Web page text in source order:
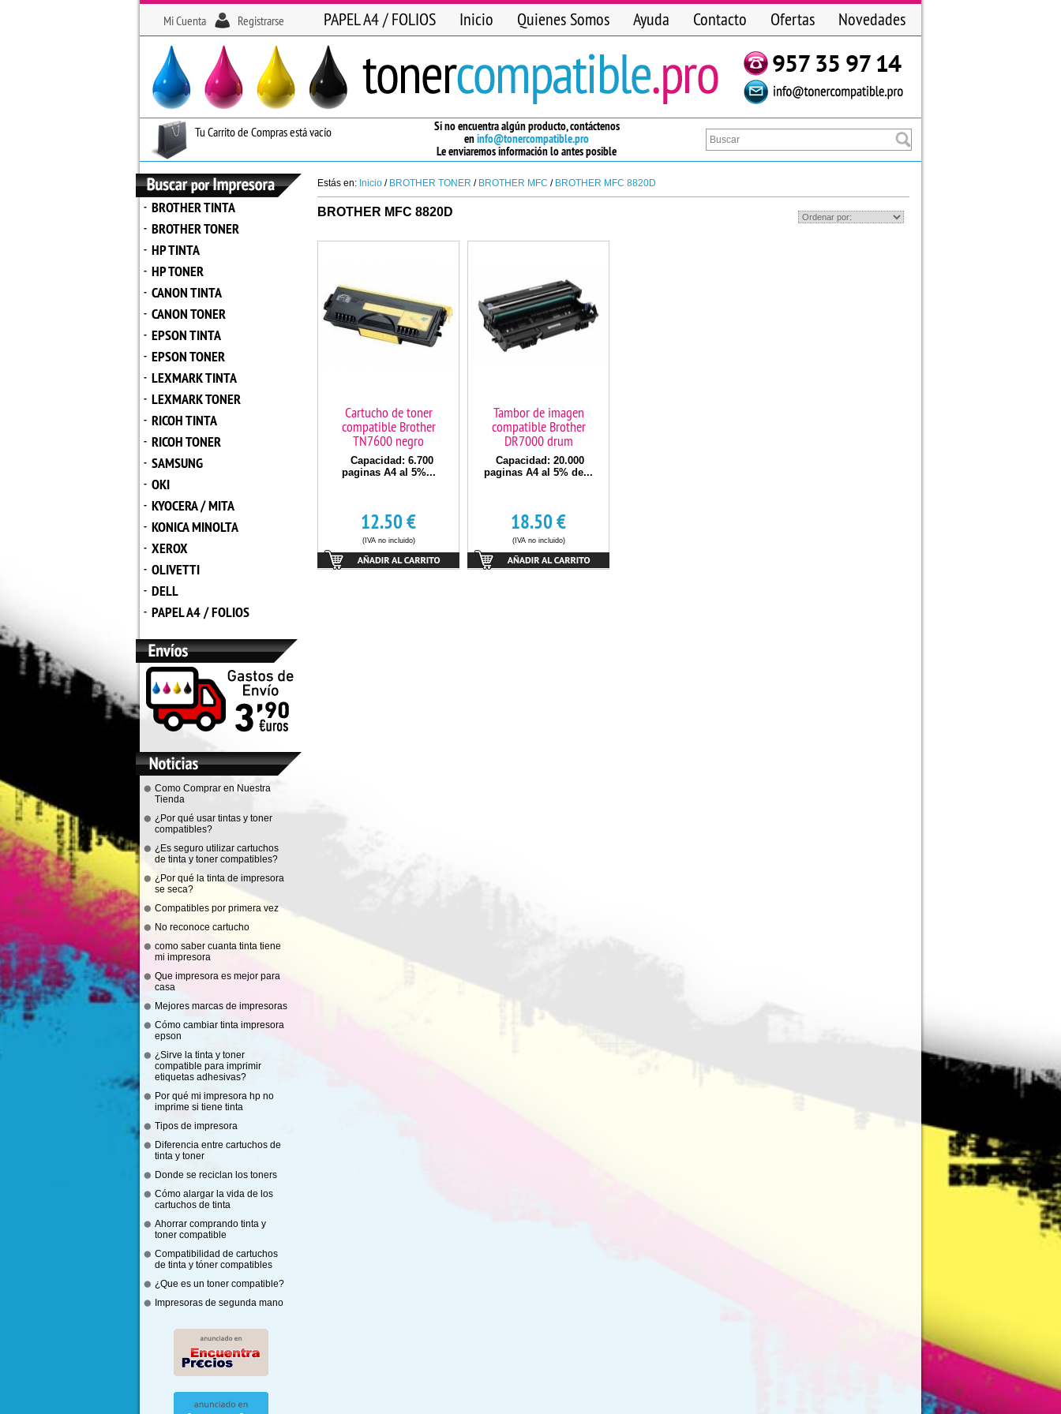
Mi Cuenta Registrarse PAPEL A4 / FOLIOS Inicio Quienes Somos Ayuda Contacto Ofertas Novedades
Si no encuentra algún producto, contáctenos
eninfo@tonercompatible.pro
Le enviaremos información lo antes posible
Tu Carrito de Compras está vacío
- BROTHER TINTA
- BROTHER TONER
- HP TINTA
- HP TONER
- CANON TINTA
- CANON TONER
- EPSON TINTA
- EPSON TONER
- LEXMARK TINTA
- LEXMARK TONER
- RICOH TINTA
- RICOH TONER
- SAMSUNG
- OKI
- KYOCERA / MITA
- KONICA MINOLTA
- XEROX
- OLIVETTI
- DELL
- PAPEL A4 / FOLIOS
Como Comprar en Nuestra
Tienda
¿Por qué usar tintas y toner
compatibles?
¿Es seguro utilizar cartuchos
de tinta y toner compatibles?
¿Por qué la tinta de impresora
se seca?
Compatibles por primera vez
No reconoce cartucho
como saber cuanta tinta tiene
mi impresora
Que impresora es mejor para
casa
Mejores marcas de impresoras
Cómo cambiar tinta impresora
epson
¿Sirve la tinta y toner
compatible para imprimir
etiquetas adhesivas?
Por qué mi impresora hp no
imprime si tiene tinta
Tipos de impresora
Diferencia entre cartuchos de
tinta y toner
Donde se reciclan los toners
Cómo alargar la vida de los
cartuchos de tinta
Ahorrar comprando tinta y
toner compatible
Compatibilidad de cartuchos
de tinta y tóner compatibles
¿Que es un toner compatible?
Impresoras de segunda mano
Estás en: Inicio / BROTHER TONER / BROTHER MFC / BROTHER MFC 8820D
BROTHER MFC 8820D
Cartucho de toner
compatible Brother
TN7600 negro
Capacidad: 6.700
paginas A4 al 5%...
12.50€
(IVA no incluido)
Tambor de imagen
compatible Brother
DR7000 drum
Capacidad: 20.000
paginas A4 al 5% de...
18.50€
(IVA no incluido)